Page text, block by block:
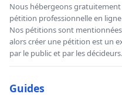
Nous hébergeons
pétition professionnelle en
Nos pétitions sont
alors créer une pétition est un
par le public et par les décideurs.
Guides